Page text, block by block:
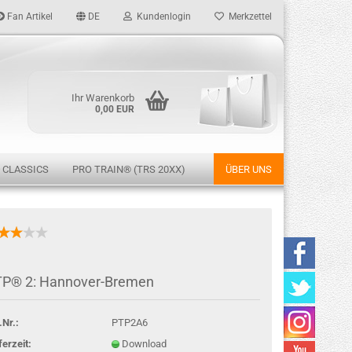
Fan Artikel DE Kundenlogin
vergessen?
Merkzettel
Ihr Warenkorb
0,00 EUR
PRO TRAIN® (TRS 20XX) ÜBER UNS
2: Hannover-Bremen
PTP2A6
Download